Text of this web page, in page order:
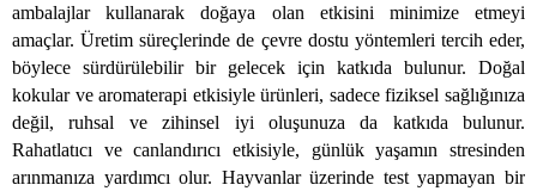
ambalajlar kullanarak doğaya olan etkisini minimize etmeyi
amaçlar. Üretim süreçlerinde de çevre dostu yöntemleri tercih eder,
böylece sürdürülebilir bir gelecek için katkıda bulunur. Doğal
kokular ve aromaterapi etkisiyle ürünleri, sadece fiziksel sağlığınıza
değil, ruhsal ve zihinsel iyi oluşunuza da katkıda bulunur.
Rahatlatıcı ve canlandırıcı etkisiyle, günlük yaşamın stresinden
arınmanıza yardımcı olur. Hayvanlar üzerinde test yapmayan bir